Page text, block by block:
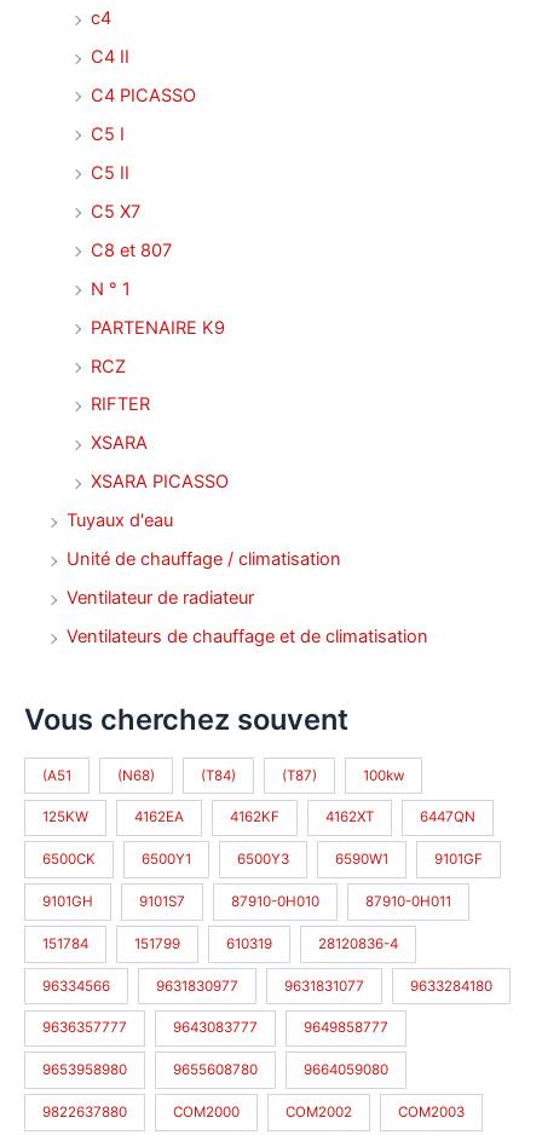
c4
C4 II
C4 PICASSO
C5 I
C5 II
C5 X7
C8 et 807
N ° 1
PARTENAIRE K9
RCZ
RIFTER
XSARA
XSARA PICASSO
Tuyaux d'eau
Unité de chauffage / climatisation
Ventilateur de radiateur
Ventilateurs de chauffage et de climatisation
Vous cherchez souvent
(A51 (N68) (T84) (T87) 100kw
125KW 4162EA 4162KF 4162XT 6447QN
6500CK 6500Y1 6500Y3 6590W1 9101GF
9101GH 9101S7 87910-0H010 87910-0H011
151784 151799 610319 28120836-4
96334566 9631830977 9631831077 9633284180
9636357777 9643083777 9649858777
9653958980 9655608780 9664059080
9822637880 COM2000 COM2002 COM2003